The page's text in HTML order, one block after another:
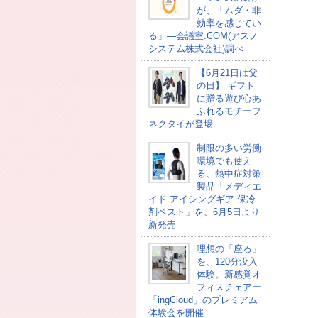
が、「ムダ・非
効率を感じてい
る」―会議室.COM(アスノ
システム株式会社)調べ
【6月21日は父
の日】 ギフト
に贈る遊び心あ
ふれるモチーフ
ネクタイが登場
制限の多い労働
環境でも使え
る、熱中症対策
製品「メディエ
イド アイシングギア 保冷
剤ベスト」を、6月5日より
新発売
理想の「座る」
を、120分没入
体験。新感覚オ
フィスチェアー
「ingCloud」のプレミアム
体験会を開催